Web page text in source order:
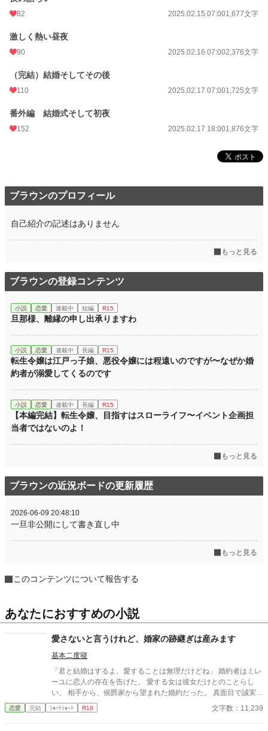
82 2025.02.15 07:001,677文字
激しく熱い昼夜
90 2025.02.16 07:002,376文字
（完結）結婚そしてその後
110 2025.02.17 07:001,725文字
番外編 結婚式そして初夜
152 2025.02.17 18:001,876文字
ブラウンのプロフィール
自己紹介の記述はありません
もっと見る
ブラウンの登録コンテンツ
小説 恋愛 連載中 短編 R15
旦那様、離縁の申し出承りますわ
小説 恋愛 連載中 長編 R15
転生令嬢は江戸っ子娘、悪役令嬢には程遠いのですが〜なぜか婚
約者が溺愛してくるのです
小説 恋愛 連載中 長編 R15
【本編完結】転生令嬢、目指すはスローライフ〜イベント企画担
当者ではないのよ！
もっと見る
ブラウンの近況ボードの更新履歴
2026-06-09 20:48:10
一旦非公開にして書き直し中
もっと見る
このコンテンツについて報告する
あなたにおすすめの小説
愛さないと言うけれど、婚家の跡継ぎは産みます
基本二度寝
「君と結婚はするよ。愛することは無理だけどね」 婚約者はミレ
ーユに恋人の存在を告げた。 愛する女は彼女だけとのことらし
い。 相手から、侯爵家から望まれた婚約だった。 真面目で誠実な
侯爵当主が、息子の嫁にミレーユを是非にと望んだ。 だから、娘
を溺愛する父も認めた婚約だった。 「父も知っている。寧ろ好き
恋愛 完結 ｼｮｰﾄｼｮｰﾄ R18 文字数：11,239